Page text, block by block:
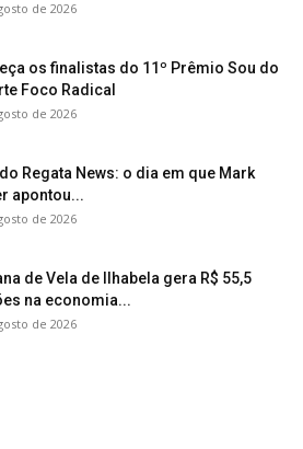
de 2026
os finalistas do 11º Prêmio Sou do
Foco Radical
de 2026
Regata News: o dia em que Mark
apontou...
de 2026
de Vela de Ilhabela gera R$ 55,5
na economia...
de 2026